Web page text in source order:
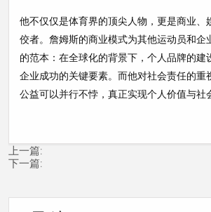
他不仅仅是体育界的顶尖人物，更是商业、
佼者。詹姆斯的商业模式为其他运动员和企
的范本：在全球化的背景下，个人品牌的建
企业成功的关键要素。而他对社会责任的重
公益可以并行不悖，真正实现个人价值与社
上一篇:
下一篇: